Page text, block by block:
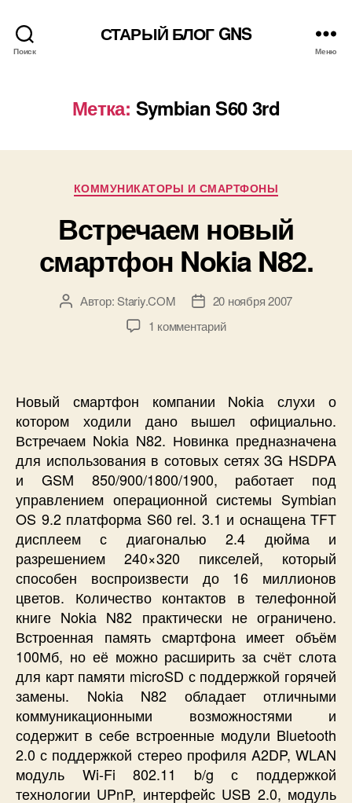
Поиск
СТАРЫЙ БЛОГ GNS
Меню
Метка: Symbian S60 3rd
Рубрики
КОММУНИКАТОРЫ И СМАРТФОНЫ
Встречаем новый
смартфон Nokia N82.
АвторАвтор:Stariy.COM
Дата
записи
20 ноября 2007
1 комментарийк
смартфон
Nokia
N82.
Новый смартфон компании Nokia слухи о
котором ходили дано вышел официально.
Встречаем Nokia N82. Новинка предназначена
для использования в сотовых сетях 3G HSDPA
и GSM 850/900/1800/1900, работает под
управлением операционной системы Symbian
OS 9.2 платформа S60 rel. 3.1 и оснащена TFT
дисплеем с диагональю 2.4 дюйма и
разрешением 240×320 пикселей, который
способен воспроизвести до 16 миллионов
цветов. Количество контактов в телефонной
книге Nokia N82 практически не ограничено.
Встроенная память смартфона имеет объём
100Мб, но её можно расширить за счёт слота
для карт памяти microSD с поддержкой горячей
замены. Nokia N82 обладает отличными
коммуникационными возможностями и
содержит в себе встроенные модули Bluetooth
2.0 с поддержкой стерео профиля A2DP, WLAN
модуль Wi-Fi 802.11 b/g с поддержкой
технологии UPnP, интерфейс USB 2.0, модуль